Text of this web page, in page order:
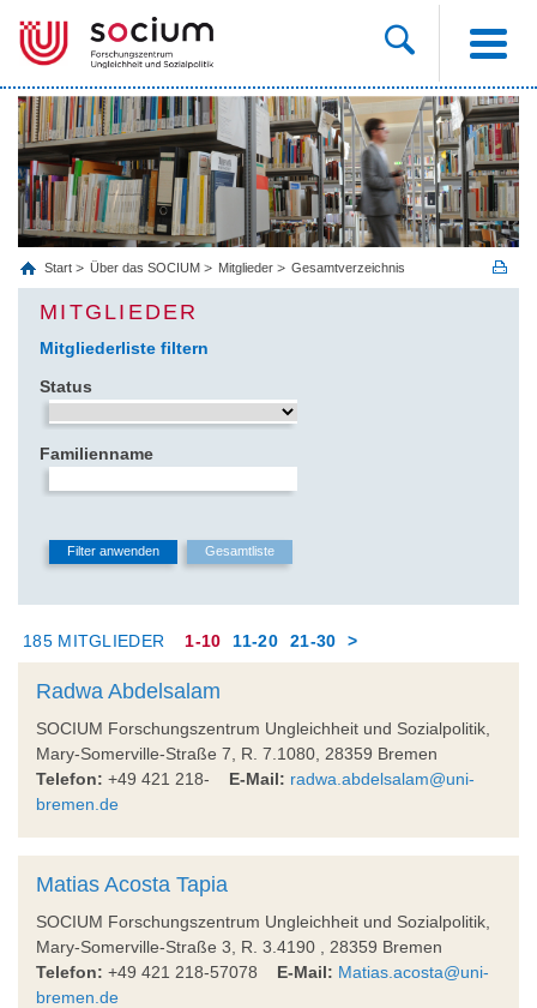
Start Über das SOCIUM Mitglieder Gesamtverzeichnis
MITGLIEDER
Mitgliederliste filtern
Status
Familienname
185 MITGLIEDER 1-10 11-20 21-30 >
Radwa Abdelsalam
SOCIUM Forschungszentrum Ungleichheit und Sozialpolitik,
Mary-Somerville-Straße 7, R. 7.1080, 28359 Bremen
Telefon: +49 421 218- E-Mail: radwa.abdelsalam@uni-
bremen.de
Matias Acosta Tapia
SOCIUM Forschungszentrum Ungleichheit und Sozialpolitik,
Mary-Somerville-Straße 3, R. 3.4190 , 28359 Bremen
Telefon: +49 421 218-57078 E-Mail: Matias.acosta@uni-
bremen.de